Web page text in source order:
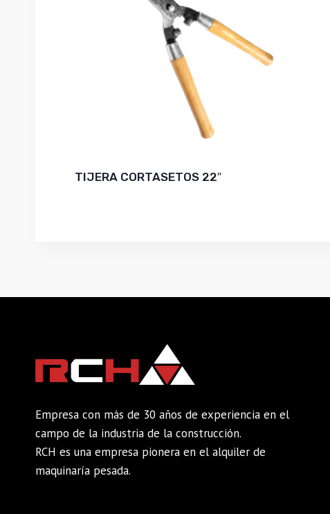
TIJERA CORTASETOS 22″
Empresa con más de 30 años de experiencia en el
campo de la industria de la construcción.
RCH es una empresa pionera en el alquiler de
maquinaría pesada.